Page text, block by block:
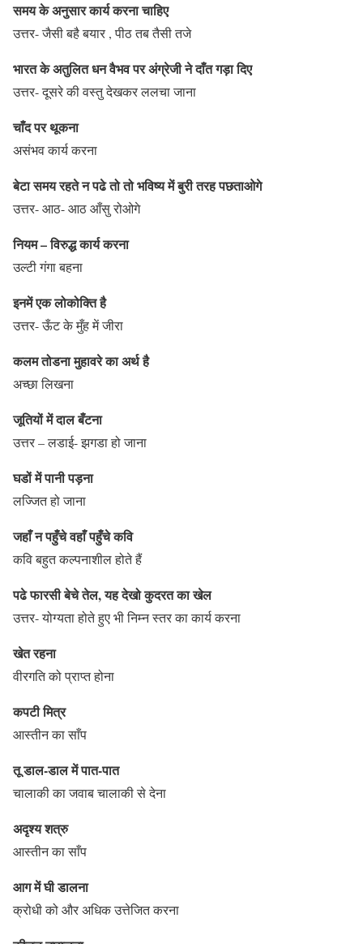
समय के अनुसार कार्य करना चाहिए
उत्तर- जैसी बहै बयार , पीठ तब तैसी तजे
भारत के अतुलित धन वैभव पर अंग्रेजी ने दाँत गड़ा दिए
उत्तर- दूसरे की वस्तु देखकर ललचा जाना
चाँद पर थूकना
असंभव कार्य करना
बेटा समय रहते न पढे तो तो भविष्य में बुरी तरह पछताओगे
उत्तर- आठ- आठ आँसु रोओगे
नियम – विरुद्ध कार्य करना
उल्टी गंगा बहना
इनमें एक लोकोक्ति है
उत्तर- ऊँट के मुँह में जीरा
कलम तोडना मुहावरे का अर्थ है
अच्छा लिखना
जूतियों में दाल बँटना
उत्तर – लडाई- झगडा हो जाना
घडों में पानी पड़ना
लज्जित हो जाना
जहाँ न पहुँचे वहाँ पहुँचे कवि
कवि बहुत कल्पनाशील होते हैं
पढे फारसी बेचे तेल, यह देखो कुदरत का खेल
उत्तर- योग्यता होते हुए भी निम्न स्तर का कार्य करना
खेत रहना
वीरगति को प्राप्त होना
कपटी मित्र
आस्तीन का साँप
तू डाल-डाल में पात-पात
चालाकी का जवाब चालाकी से देना
अदृश्य शत्रु
आस्तीन का साँप
आग में घी डालना
क्रोधी को और अधिक उत्तेजित करना